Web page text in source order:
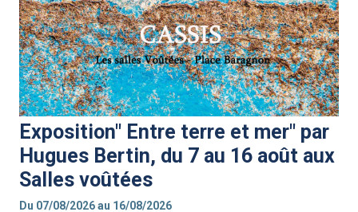
Exposition" Entre terre et mer" par
Hugues Bertin, du 7 au 16 août aux
Salles voûtées
Du 07/08/2026 au 16/08/2026